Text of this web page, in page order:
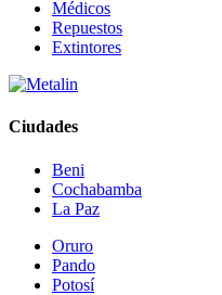
Médicos
Repuestos
Extintores
Ciudades
Beni
Cochabamba
La Paz
Oruro
Pando
Potosí